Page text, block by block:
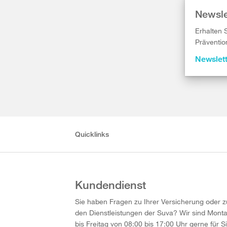
Erhalten
Quicklinks
Kundendienst
Sie haben Fragen zu Ihrer Versicherung oder
den Dienstleistungen der Suva? Wir sind
bis Freitag von 08:00 bis 17:00 Uhr gerne für